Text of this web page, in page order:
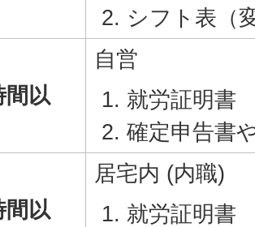
シフト表（
間以
自営
就労証明書
確定申告書
間以
居宅内 (内職)
就労証明書